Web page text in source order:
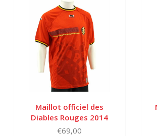
Maillot officiel des
Diables Rouges 2014
€69,00